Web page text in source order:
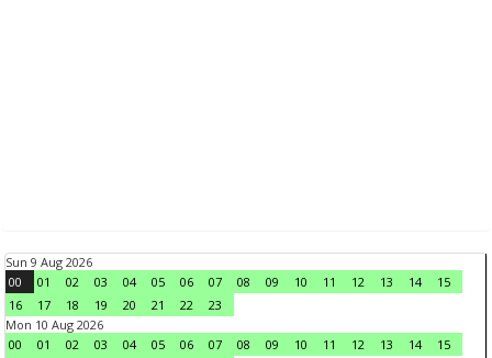
Sun 9 Aug 2026
00
01 02 03 04 05 06 07 08 09 10 11 12 13 14
15
16
17 18 19 20 21 22
23
Mon 10 Aug 2026
00
01 02 03 04 05 06 07 08 09 10 11 12 13 14
15